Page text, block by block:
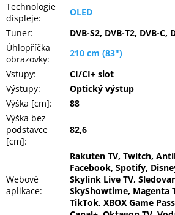
Technologie
displeje:
OLED
Tuner:
DVB-S2, DVB-T2, DVB-C,
Úhlopříčka
obrazovky:
210 cm (83")
Vstupy:
CI/CI+ slot
Výstupy:
Optický výstup
Výška [cm]:
88
Výška bez
podstavce
[cm]:
82,6
Webové
aplikace:
Rakuten TV, Twitch,
Facebook, Spotify,
Skylink Live TV,
SkyShowtime, Magenta
TikTok, XBOX Game